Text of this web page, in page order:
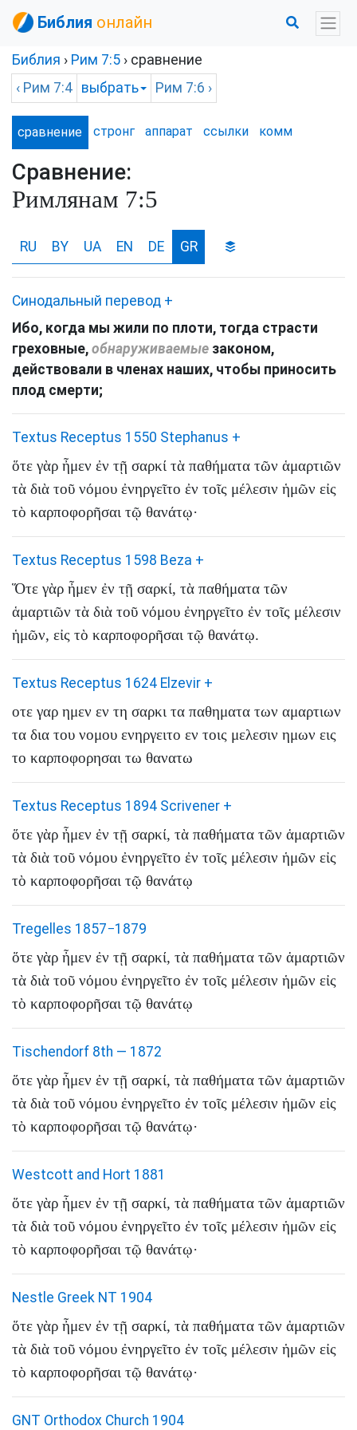
Библия онлайн
Библия › Рим 7:5 › сравнение
‹ Рим 7:4 выбрать Рим 7:6 ›
сравнение стронг аппарат ссылки комм
Сравнение:
Римлянам 7:5
RU BY UA EN DE GR
Синодальный перевод +
Ибо, когда мы жили по плоти, тогда страсти
греховные, обнаруживаемые законом,
действовали в членах наших, чтобы приносить
плод смерти;
Textus Receptus 1550 Stephanus +
ὅτε γὰρ ἦμεν ἐν τῇ σαρκί τὰ παθήματα τῶν ἁμαρτιῶν
τὰ διὰ τοῦ νόμου ἐνηργεῖτο ἐν τοῖς μέλεσιν ἡμῶν εἰς
τὸ καρποφορῆσαι τῷ θανάτῳ·
Textus Receptus 1598 Beza +
Ὅτε γὰρ ἦμεν ἐν τῇ σαρκί, τὰ παθήματα τῶν
ἁμαρτιῶν τὰ διὰ τοῦ νόμου ἐνηργεῖτο ἐν τοῖς μέλεσιν
ἡμῶν, εἰς τὸ καρποφορῆσαι τῷ θανάτῳ.
Textus Receptus 1624 Elzevir +
οτε γαρ ημεν εν τη σαρκι τα παθηματα των αμαρτιων
τα δια του νομου ενηργειτο εν τοις μελεσιν ημων εις
το καρποφορησαι τω θανατω
Textus Receptus 1894 Scrivener +
ὅτε γὰρ ἦμεν ἐν τῇ σαρκί, τὰ παθήματα τῶν ἁμαρτιῶν
τὰ διὰ τοῦ νόμου ἐνηργεῖτο ἐν τοῖς μέλεσιν ἡμῶν εἰς
τὸ καρποφορῆσαι τῷ θανάτῳ
Tregelles 1857−1879
ὅτε γὰρ ἦμεν ἐν τῇ σαρκί, τὰ παθήματα τῶν ἁμαρτιῶν
τὰ διὰ τοῦ νόμου ἐνηργεῖτο ἐν τοῖς μέλεσιν ἡμῶν εἰς
τὸ καρποφορῆσαι τῷ θανάτῳ
Tischendorf 8th — 1872
ὅτε γὰρ ἦμεν ἐν τῇ σαρκί, τὰ παθήματα τῶν ἁμαρτιῶν
τὰ διὰ τοῦ νόμου ἐνηργεῖτο ἐν τοῖς μέλεσιν ἡμῶν εἰς
τὸ καρποφορῆσαι τῷ θανάτῳ·
Westcott and Hort 1881
ὅτε γὰρ ἦμεν ἐν τῇ σαρκί, τὰ παθήματα τῶν ἁμαρτιῶν
τὰ διὰ τοῦ νόμου ἐνηργεῖτο ἐν τοῖς μέλεσιν ἡμῶν εἰς
τὸ καρποφορῆσαι τῷ θανάτῳ·
Nestle Greek NT 1904
ὅτε γὰρ ἦμεν ἐν τῇ σαρκί, τὰ παθήματα τῶν ἁμαρτιῶν
τὰ διὰ τοῦ νόμου ἐνηργεῖτο ἐν τοῖς μέλεσιν ἡμῶν εἰς
τὸ καρποφορῆσαι τῷ θανάτῳ·
GNT Orthodox Church 1904